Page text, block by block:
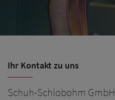
Ihr Kontakt zu uns
Schuh-Schlobohm GmbH